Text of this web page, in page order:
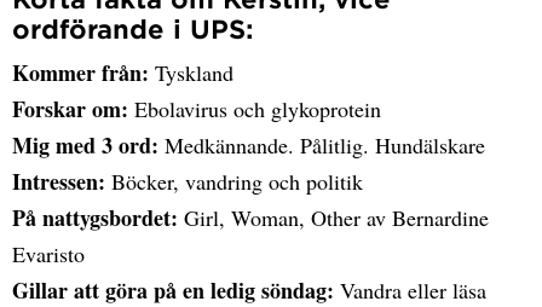
ordförande i UPS:
Kommer från: Tyskland
Forskar om: Ebolavirus och glykoprotein
Mig med 3 ord: Medkännande. Pålitlig. Hundälskare
Intressen: Böcker, vandring och politik
På nattygsbordet: Girl, Woman, Other av Bernardine
Evaristo
Gillar att göra på en ledig söndag: Vandra eller läsa